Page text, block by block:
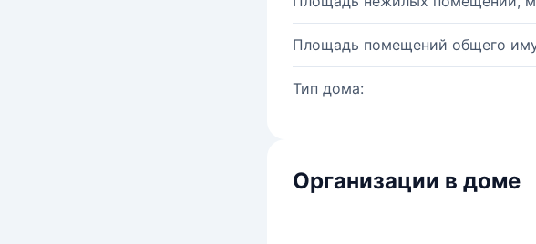
Площадь помещений общего
Тип дома:
Организации в доме